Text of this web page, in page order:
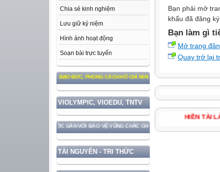
Chia sẻ kinh nghiệm
Lưu giữ kỷ niệm
Hình ảnh hoạt động
Soạn bài trực tuyến
THEO TƯ TƯỞNG, ĐẠO ĐỨC, PHONG CÁCH HỒ CHÍ MINH
VIOLYMPIC, VIOEDU, TNTV
TRIỂN ĐẤT NƯỚC GẮN VỚI BẢO VỆ VỮNG CHẮC CHỦ QUYỀN VÀ ĐỘC LẬP DÂN TỘC!
TÀI NGUYÊN - TRI THỨC
Bạn phải mở
khẩu đã đăng
Bạn làm gì
Mở trang
Quay trở lại
HIỀN